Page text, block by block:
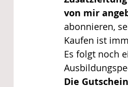
von mir
abonnieren,
Kaufen ist
Es folgt noch
Die